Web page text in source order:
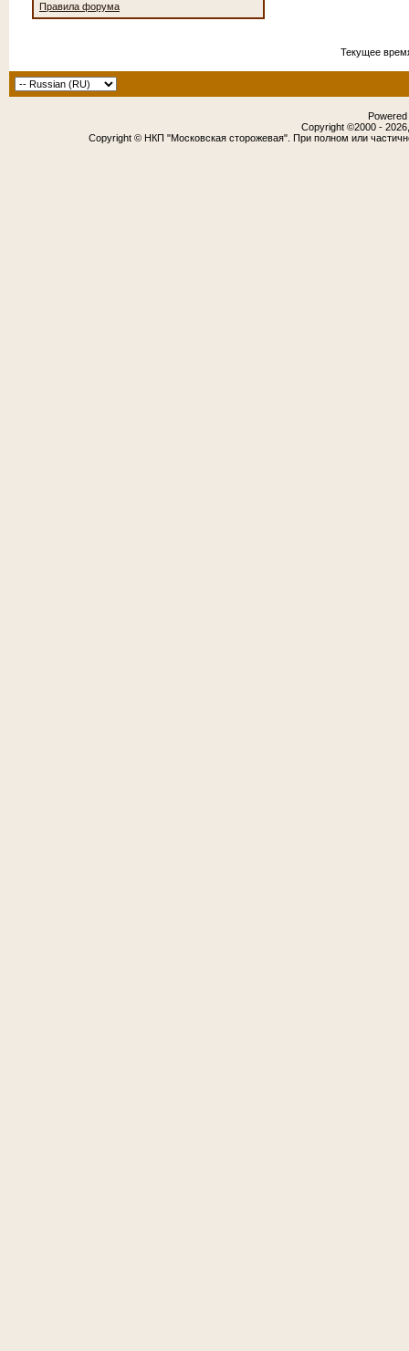
Правила форума
Текущее
Copyright ©2000 -
Copyright © НКП "Московская сторожевая". При полном или